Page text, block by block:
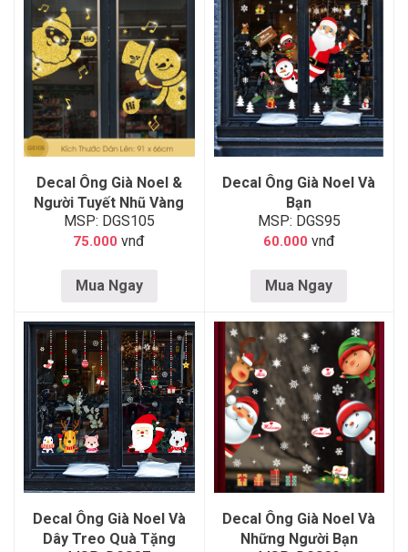
Decal Ông Già Noel &
Người Tuyết Nhũ Vàng
MSP: DGS105
75.000 vnđ
Mua Ngay
Decal Ông Già Noel Và
Bạn
MSP: DGS95
60.000 vnđ
Mua Ngay
Decal Ông Già Noel Và
Dây Treo Quà Tặng
Decal Ông Già Noel Và
Những Người Bạn